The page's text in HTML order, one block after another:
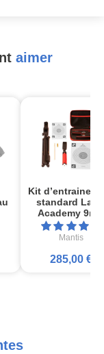
aimer
Kit
standard
Academy
Mantis
285,00 €